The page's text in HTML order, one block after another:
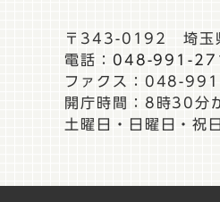
〒343-0192 埼玉
電話： 048-991-
ファクス：048-
開庁時間：8時30分
土曜日・日曜日・